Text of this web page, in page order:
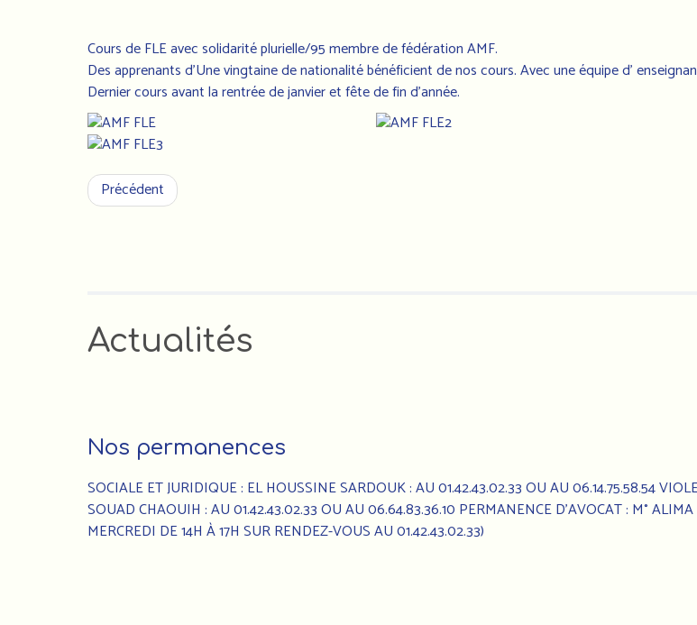
Cours de FLE avec solidarité plurielle/95 membre de fédération AMF.
Des apprenants d'Une vingtaine de nationalité bénéficient de nos cours. Avec une équipe d'
Dernier cours avant la rentrée de janvier et fête de fin d’année.
Précédent
Actualités
Nos permanences
SOCIALE ET JURIDIQUE : EL HOUSSINE SARDOUK : AU 01.42.43.02.33 OU AU 06.14.75.58.54
SOUAD CHAOUIH : AU 01.42.43.02.33 OU AU 06.64.83.36.10 PERMANENCE D’AVOCAT : M°
MERCREDI DE 14H À 17H SUR RENDEZ-VOUS AU 01.42.43.02.33)